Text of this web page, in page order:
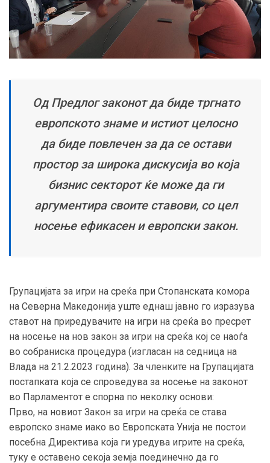
Од Предлог законот да биде тргнато
европското знаме и истиот целосно
да биде повлечен за да се остави
простор за широка дискусија во која
бизнис секторот ќе може да ги
аргументира своите ставови, со цел
носење ефикасен и европски закон.
Групацијата за игри на среќа при Стопанската комора
на Северна Македонија уште еднаш јавно го изразува
ставот на приредувачите на игри на среќа во пресрет
на носење на нов закон за игри на среќа кој се наоѓа
во собраниска процедура (изгласан на седница на
Влада на 21.2.2023 година). За членките на Групацијата
постапката која се спроведува за носење на законот
во Парламентот е спорна по неколку основи:
Прво, на новиот Закон за игри на среќа се става
европско знаме иако во Европската Унија не постои
посебна Директива која ги уредува игрите на среќа,
туку е оставено секоја земја поединечно да го